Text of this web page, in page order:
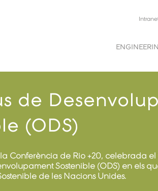
de
(ODS)
Conferència de Rio +20, celebrada
Sostenible (ODS) en els
de les Nacions Unides.